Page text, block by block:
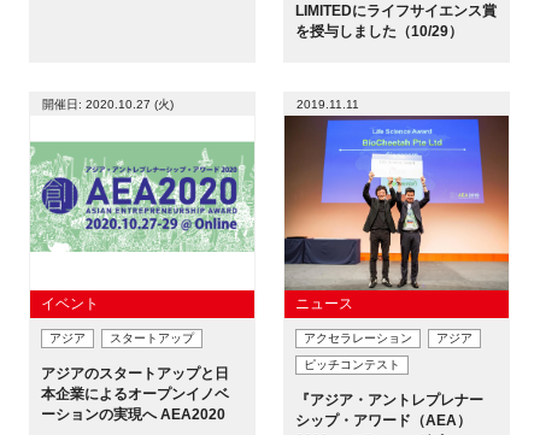
LIMITEDにライフサイエンス賞
を授与しました（10/29）
開催日: 2020.10.27 (火)
イベント
アジア スタートアップ
アジアのスタートアップと日
本企業によるオープンイノベ
ーションの実現へ AEA2020
2019.11.11
ニュース
アクセラレーション
アジア
ピッチコンテスト
『アジア・アントレプレナー
シップ・アワード（AEA）